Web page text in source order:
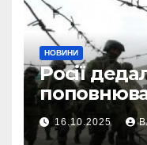
НОВИНИ
Росії
16.10.2025